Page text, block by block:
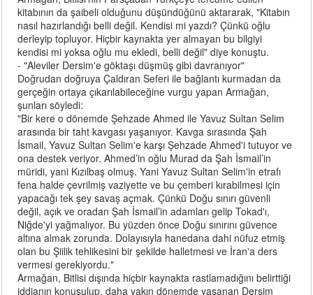
kitabının da şaibeli olduğunu düşündüğünü aktararak, "Kitabın
nasıl hazırlandığı belli değil. Kendisi mi yazdı? Çünkü oğlu
derleyip topluyor. Hiçbir kaynakta yer almayan bu bilgiyi
kendisi mi yoksa oğlu mu ekledi, belli değil" diye konuştu.
- "Aleviler Dersim'e göktaşı düşmüş gibi davranıyor"
Doğrudan doğruya Çaldıran Seferi ile bağlantı kurmadan da
gerçeğin ortaya çıkarılabileceğine vurgu yapan Armağan,
şunları söyledi:
"Bir kere o dönemde Şehzade Ahmed ile Yavuz Sultan Selim
arasında bir taht kavgası yaşanıyor. Kavga sırasında Şah
İsmail, Yavuz Sultan Selim'e karşı Şehzade Ahmed'i tutuyor ve
ona destek veriyor. Ahmed’in oğlu Murad da Şah İsmail’in
müridi, yani Kızılbaş olmuş. Yani Yavuz Sultan Selim'in etrafı
fena halde çevrilmiş vaziyette ve bu çemberi kırabilmesi için
yapacağı tek şey savaş açmak. Çünkü Doğu sınırı güvenli
değil, açık ve oradan Şah İsmail’in adamları gelip Tokad'ı,
Niğde'yi yağmalıyor. Bu yüzden önce Doğu sınırını güvence
altına almak zorunda. Dolayısıyla hanedana dahi nüfuz etmiş
olan bu Şiilik tehlikesini bir şekilde halletmesi ve İran'a ders
vermesi gerekiyordu."
Armağan, Bitlisi dışında hiçbir kaynakta rastlamadığını belirttiği
iddianın konuşulup, daha yakın dönemde yaşanan Dersim